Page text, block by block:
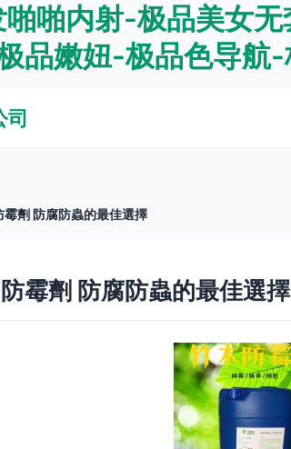
啪内射-极品美女
品嫩妞-极品色导航
劑 防腐防蟲的最佳選擇
霉劑 防腐防蟲的最佳選擇